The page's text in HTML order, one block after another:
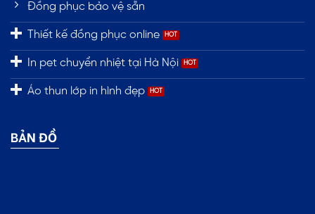
Đồng phục bảo vệ sẵn
Thiết kế đồng phục online
In pet chuyển nhiệt tại Hà Nội
Áo thun lớp in hình đẹp
BẢN ĐỒ